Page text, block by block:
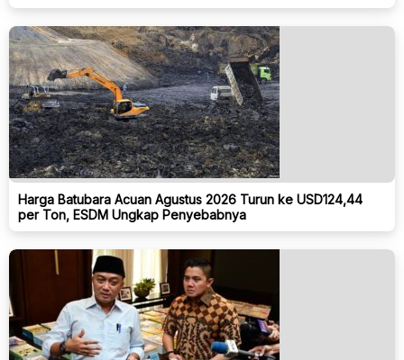
Harga Batubara Acuan Agustus 2026 Turun ke USD124,44
per Ton, ESDM Ungkap Penyebabnya